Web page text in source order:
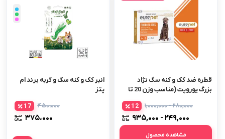
قطره ضد کک و کنه سگ نژاد
بزرگ یوروپت (مناسب وزن 20 تا
۲۸۰,۰۰۰ - ۱,۰۰۰,۰۰۰
۲۴۹,۰۰۰ - ۹۳۵,۰۰۰
12
مشاهده محصول
انبر کک و کنه سگ و گربه برند ام
پتز
۴۵۰،۰۰۰
۳۷۵،۰۰۰
17